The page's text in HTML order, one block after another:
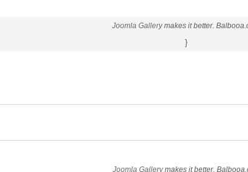
Joomla Gallerymakes it better.
}
Joomla Gallerymakes it better.